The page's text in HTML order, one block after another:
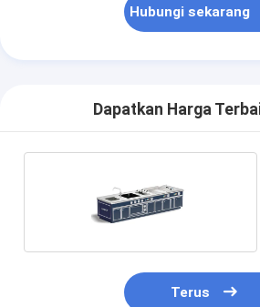
Hubungi sekarang
Dapatkan Harga
Terus